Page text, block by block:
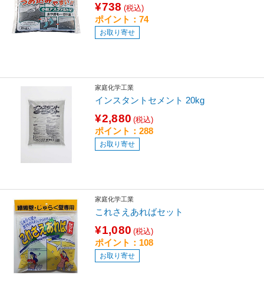
¥738 (税込)
ポイント：74
お取り寄せ
家庭化学工業
インスタントセメント 20kg
¥2,880 (税込)
ポイント：288
お取り寄せ
家庭化学工業
これさえあればセット
¥1,080 (税込)
ポイント：108
お取り寄せ